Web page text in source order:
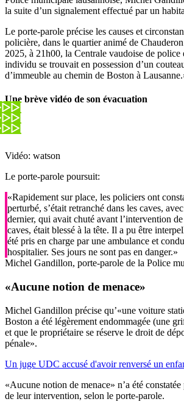
la suite d’un signalement effectué par un
Le porte-parole précise les causes et
policière, dans le quartier animé de
2025, à 21h00, la Centrale vaudoise de police
individu se trouvait en possession d’un
d’immeuble au chemin de Boston à
Une brève vidéo de son évacuation
Vidéo: watson
Le porte-parole poursuit:
«Rapidement sur place, les policiers ont
perturbé, s’était retranché dans les caves,
dernier, qui avait chuté avant l’intervention
caves, était blessé à la tête. Il a pu être
été pris en charge par une ambulance et
hospitalier. Ses jours ne sont pas en danger.»
Michel Gandillon, porte-parole de la Police
«Aucune notion de menace»
Michel Gandillon précise qu’«une voiture
Boston a été légèrement endommagée (une
et que le propriétaire se réserve le droit de
pénale».
Un juge UDC accusé d'avoir renversé un
«Aucune notion de menace» n’a été
de leur intervention, selon le porte-parole.